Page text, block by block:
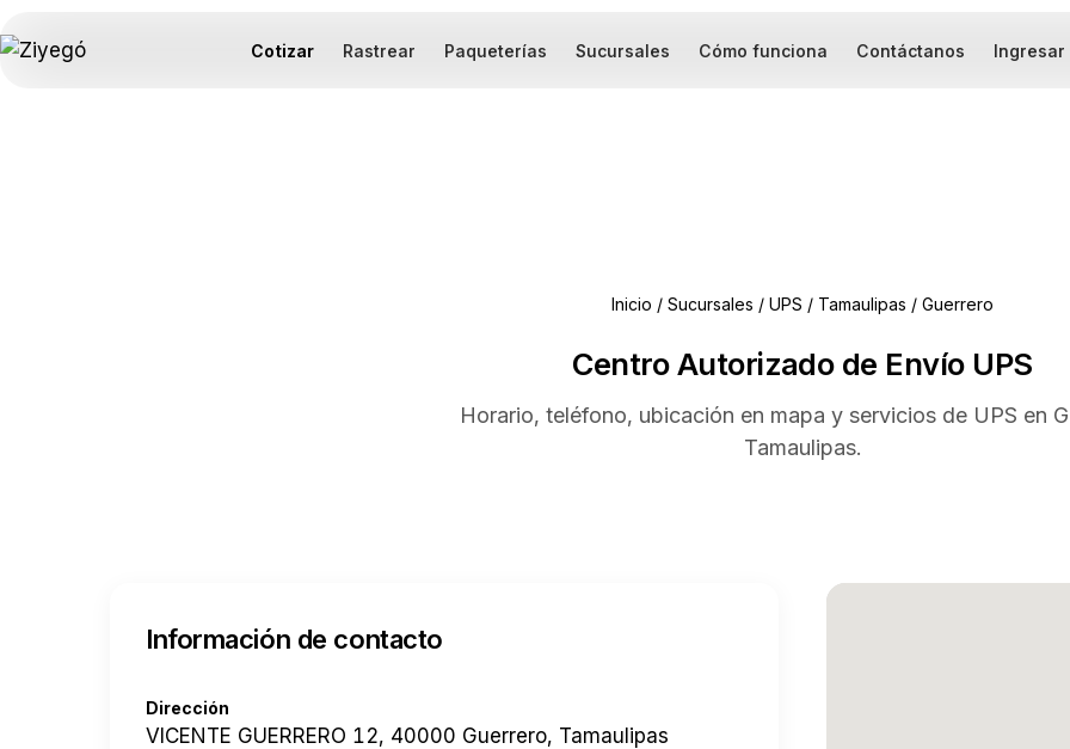
Cotizar Rastrear Paqueterías Sucursales Cómo funciona Contáctanos Ingresar
Inicio / Sucursales / UPS / Tamaulipas / Guerrero
Centro Autorizado de Envío UPS
Horario, teléfono, ubicación en mapa y servicios de UPS en
Tamaulipas.
Información de contacto
Dirección
VICENTE GUERRERO 12, 40000 Guerrero, Tamaulipas